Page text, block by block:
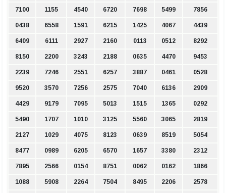
7100 1155 4540 6720 7698 5499 7856
0438 6558 1591 6215 1425 4067 4439
6409 6111 2927 2160 0113 0512 8292
8150 2200 3243 2188 0635 4470 9453
2239 7246 2551 6257 3887 0461 0528
9520 3570 7256 2575 7040 6136 2909
4429 9179 7095 5013 1515 1365 0292
5490 1707 1010 3125 5560 3065 2819
2127 1029 4075 8123 0639 8519 5054
8477 0989 6205 6570 1657 3380 2312
7895 2566 0154 8751 0062 0162 1866
1088 5908 2264 7504 8495 2206 2578